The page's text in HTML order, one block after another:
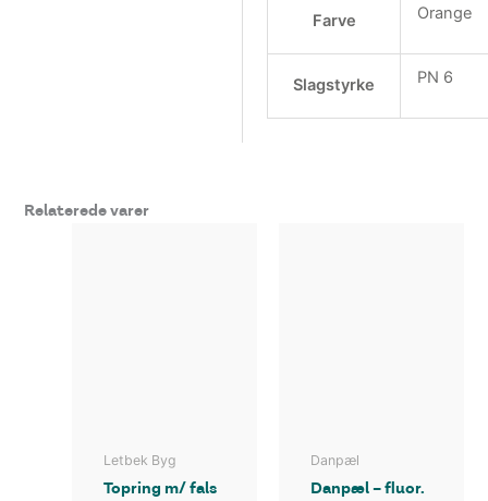
Farve Orange
Slagstyrke PN 6
Relaterede varer
Letbek Byg
Topring m/ fals
Danpæl
Danpæl – fluor.